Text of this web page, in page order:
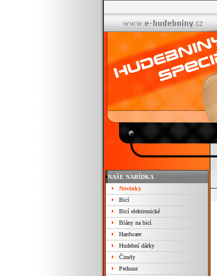
NAŠE NABÍDKA
Novinky
Bicí
Bicí elektronické
Blány na bicí
Hardware
Hudební dárky
Činely
Perkuse